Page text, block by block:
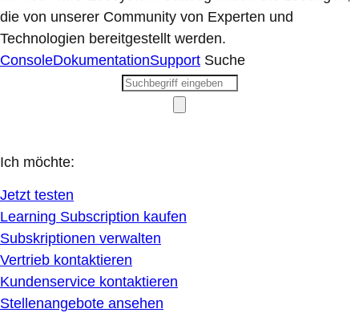
die von unserer Community von Experten und
Technologien bereitgestellt werden.
ConsoleDokumentationSupport Suche
Ich möchte:
Jetzt testen
Learning Subscription kaufen
Subskriptionen verwalten
Vertrieb kontaktieren
Kundenservice kontaktieren
Stellenangebote ansehen